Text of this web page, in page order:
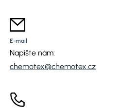
E-mail
Napište nám:
chemotex@chemotex.cz